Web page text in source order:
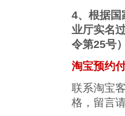
4、根据国
业厅实名
令第25号
淘宝预约
联系淘宝
格，留言